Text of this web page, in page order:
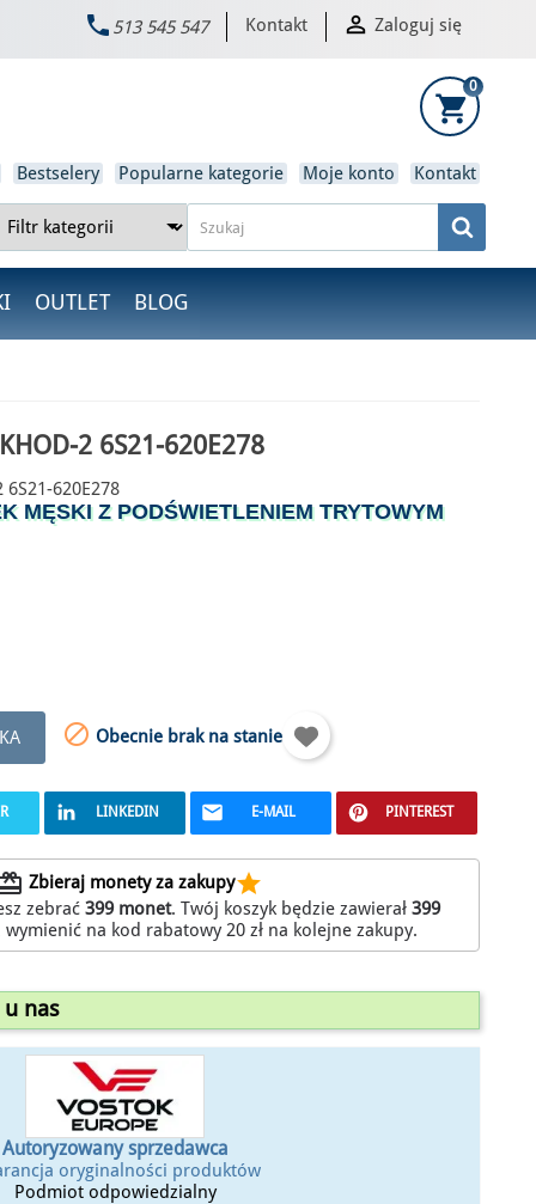
 513 545 547 Kontakt  Zaloguj się
shopping_cart
0
Bestselery Popularne kategorie Moje konto Kontakt
OUTLET BLOG
2 6S21-620E278
6S21-620E278
MĘSKI Z PODŚWIETLENIEM TRYTOWYM
 Obecnie brak na stanie
LINKEDIN E-MAIL PINTEREST
Zbieraj monety za zakupystar
zebrać 399monet. Twój koszyk będzie zawierał 399
wymienić na kod rabatowy 20 zł na kolejne zakupy.
nas
Autoryzowany sprzedawca
oryginalności produktów
Podmiot odpowiedzialny
×